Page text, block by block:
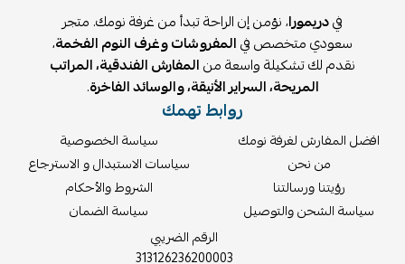
فيدريمورا، نؤمن إن الراحة تبدأ من غرفة نومك. متجر
سعودي متخصص فيالمفروشات وغرف النوم الفخمة،
نقدم لك تشكيلة واسعة منالمفارش الفندقية، المراتب
المريحة، السراير الأنيقة، والوسائد الفاخرة.
روابط تهمك
افضل المفارش لغرفة نومك
من نحن
رؤيتنا ورسالتنا
سياسة الشحن والتوصيل
سياسة الخصوصية
سياسات الاستبدال و الاسترجاع
الشروط والأحكام
سياسة الضمان
الرقم الضريبي
313126236200003